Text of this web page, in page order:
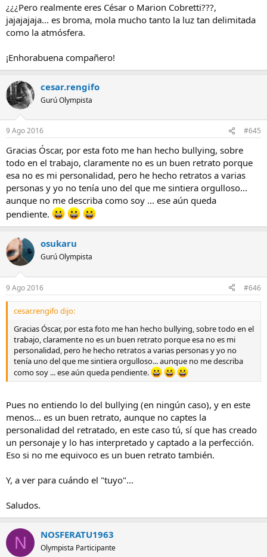
¿¿¿Pero realmente eres César o Marion Cobretti???,
jajajajaja... es broma, mola mucho tanto la luz tan delimitada
como la atmósfera.
¡Enhorabuena compañero!
cesar.rengifo
Gurú Olympista
9 Ago 2016 #645
Gracias Óscar, por esta foto me han hecho bullying, sobre
todo en el trabajo, claramente no es un buen retrato porque
esa no es mi personalidad, pero he hecho retratos a varias
personas y yo no tenía uno del que me sintiera orgulloso...
aunque no me describa como soy ... ese aún queda
pendiente.
osukaru
Gurú Olympista
9 Ago 2016 #646
cesar.rengifo dijo:
Gracias Óscar, por esta foto me han hecho bullying, sobre todo en el
trabajo, claramente no es un buen retrato porque esa no es mi
personalidad, pero he hecho retratos a varias personas y yo no
tenía uno del que me sintiera orgulloso... aunque no me describa
como soy ... ese aún queda pendiente.
Pues no entiendo lo del bullying (en ningún caso), y en este
menos... es un buen retrato, aunque no captes la
personalidad del retratado, en este caso tú, sí que has creado
un personaje y lo has interpretado y captado a la perfección.
Eso si no me equivoco es un buen retrato también.
Y, a ver para cuándo el "tuyo"...
Saludos.
N NOSFERATU1963
Olympista Participante